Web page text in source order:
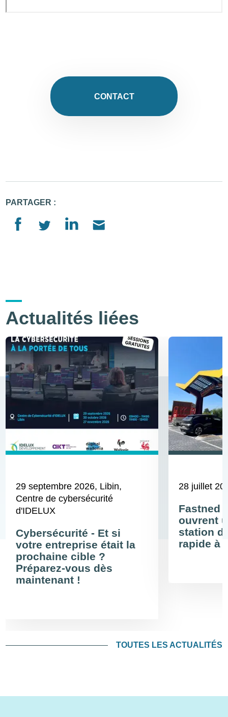
CONTACT
PARTAGER :
Actualités liées
29 septembre 2026, Libin,
Centre de cybersécurité
d'IDELUX
Cybersécurité - Et si
votre entreprise était la
prochaine cible ?
Préparez-vous dès
maintenant !
28 juillet
Fastned
ouvrent
station
rapide à
TOUTES LES ACTUALITÉS